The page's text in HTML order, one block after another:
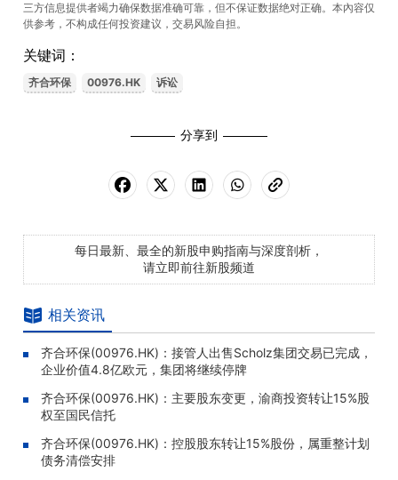
三方信息提供者竭力确保数据准确可靠，但不保证数据绝对正确。本內容仅
供参考，不构成任何投资建议，交易风险自担。
关键词：
齐合环保 00976.HK 诉讼
分享到
每日最新、最全的新股申购指南与深度剖析，
请立即前往新股频道
相关资讯
齐合环保(00976.HK)：接管人出售Scholz集团交易已完成，
企业价值4.8亿欧元，集团将继续停牌
齐合环保(00976.HK)：主要股东变更，渝商投资转让15%股
权至国民信托
齐合环保(00976.HK)：控股股东转让15%股份，属重整计划
债务清偿安排